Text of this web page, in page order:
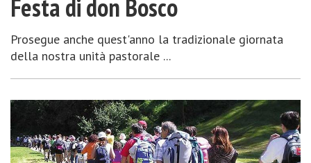
Festa di don Bosco
Prosegue anche quest'anno la tradizionale giornata
della nostra unità pastorale ...